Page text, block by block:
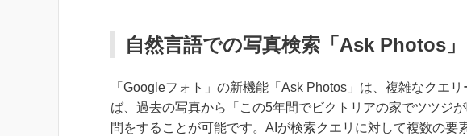
自然言語での写真検索「Ask Photos」
「Googleフォト」の新機能「Ask Photos」は、複雑なクエ
ば、過去の写真から「この5年間でビクトリアの家でツツジ
問をすることが可能です。AIが検索クエリに対して複数の要